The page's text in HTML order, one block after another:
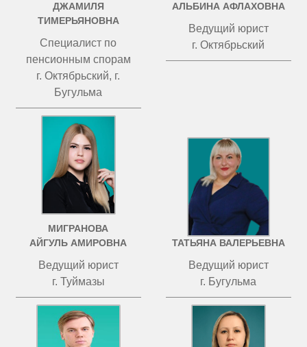
ДЖАМИЛЯ
ТИМЕРЬЯНОВНА
Специалист по
пенсионным спорам
г. Октябрьский, г.
Бугульма
АЛЬБИНА АФЛАХОВНА
Ведущий юрист
г. Октябрьский
МИГРАНОВА
АЙГУЛЬ АМИРОВНА
Ведущий юрист
г. Туймазы
ЧИСТОВА
ТАТЬЯНА ВАЛЕРЬЕВНА
Ведущий юрист
г. Бугульма